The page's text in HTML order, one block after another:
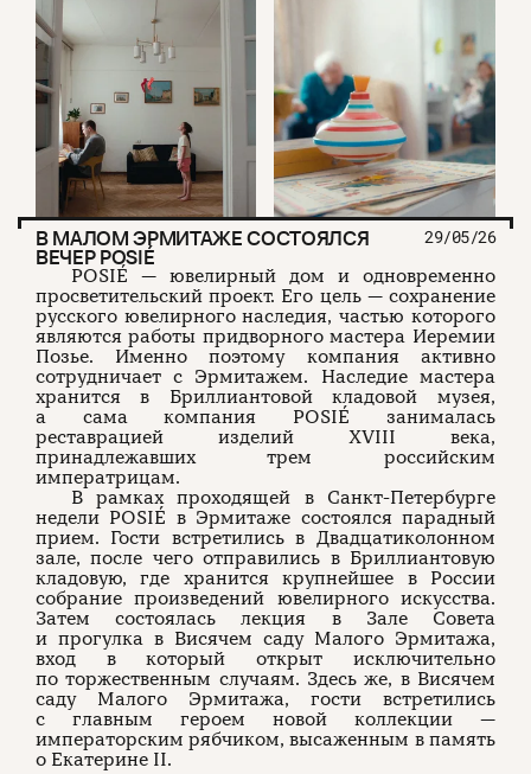
В МАЛОМ ЭРМИТАЖЕ СОСТОЯЛСЯ
ВЕЧЕР POSIÉ
29/05/26
POSIÉ — ювелирный дом и одновременно
просветительский проект. Его цель — сохранение
русского ювелирного наследия, частью которого
являются работы придворного мастера Иеремии
Позье. Именно поэтому компания активно
сотрудничает с Эрмитажем. Наследие мастера
хранится в Бриллиантовой кладовой музея,
а сама компания POSIÉ занималась
реставрацией изделий XVIII века,
принадлежавших трем российским
императрицам.
В рамках проходящей в Санкт-Петербурге
недели POSIÉ в Эрмитаже состоялся парадный
прием. Гости встретились в Двадцатиколонном
зале, после чего отправились в Бриллиантовую
кладовую, где хранится крупнейшее в России
собрание произведений ювелирного искусства.
Затем состоялась лекция в Зале Совета
и прогулка в Висячем саду Малого Эрмитажа,
вход в который открыт исключительно
по торжественным случаям. Здесь же, в Висячем
саду Малого Эрмитажа, гости встретились
с главным героем новой коллекции —
императорским рябчиком, высаженным в память
о Екатерине II.